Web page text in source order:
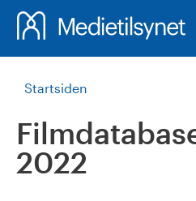
Startsiden
2022